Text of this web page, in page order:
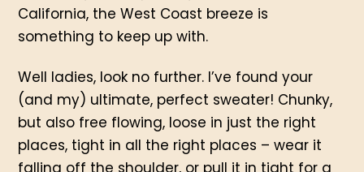
California, the West Coast breeze is
something to keep up with.
Well ladies, look no further. I’ve found your
(and my) ultimate, perfect sweater! Chunky,
but also free flowing, loose in just the right
places, tight in all the right places – wear it
falling off the shoulder, or pull it in tight for a